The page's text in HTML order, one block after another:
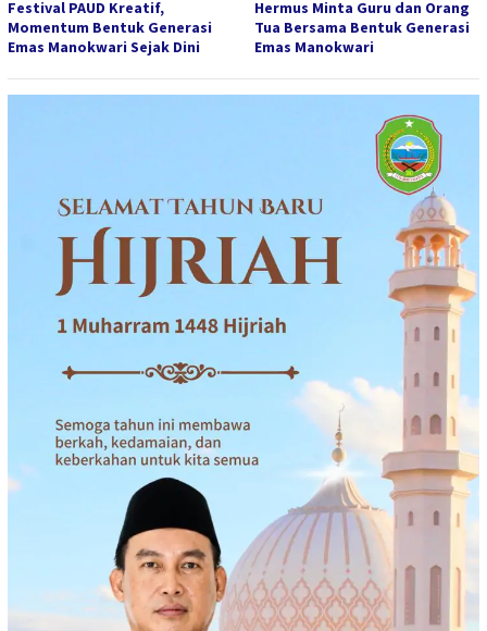
Festival PAUD Kreatif,
Momentum Bentuk Generasi
Emas Manokwari Sejak Dini
Hermus Minta Guru dan Orang
Tua Bersama Bentuk Generasi
Emas Manokwari